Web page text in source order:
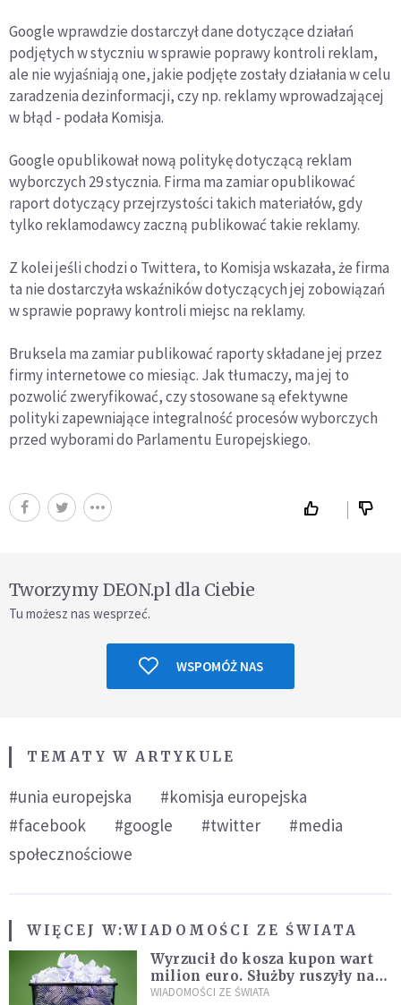
Google wprawdzie dostarczył dane dotyczące działań
podjętych w styczniu w sprawie poprawy kontroli reklam,
ale nie wyjaśniają one, jakie podjęte zostały działania w celu
zaradzenia dezinformacji, czy np. reklamy wprowadzającej
w błąd - podała Komisja.
Google opublikował nową politykę dotyczącą reklam
wyborczych 29 stycznia. Firma ma zamiar opublikować
raport dotyczący przejrzystości takich materiałów, gdy
tylko reklamodawcy zaczną publikować takie reklamy.
Z kolei jeśli chodzi o Twittera, to Komisja wskazała, że firma
ta nie dostarczyła wskaźników dotyczących jej zobowiązań
w sprawie poprawy kontroli miejsc na reklamy.
Bruksela ma zamiar publikować raporty składane jej przez
firmy internetowe co miesiąc. Jak tłumaczy, ma jej to
pozwolić zweryfikować, czy stosowane są efektywne
polityki zapewniające integralność procesów wyborczych
przed wyborami do Parlamentu Europejskiego.
Tworzymy DEON.pl dla Ciebie
Tu możesz nas wesprzeć.
WSPOMÓŻ NAS
TEMATY W ARTYKULE
#unia europejska
#komisja europejska
#facebook
#google #twitter
#media
społecznościowe
WIĘCEJ W:WIADOMOŚCI ZE ŚWIATA
Wyrzucił do kosza kupon wart
milion euro. Służby ruszyły na
poszukiwania
WIADOMOŚCI ZE ŚWIATA